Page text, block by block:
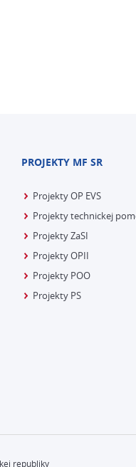
PROJEKTY MF SR
Projekty OP EVS
Projekty technickej
Projekty ZaSI
Projekty OPII
Projekty POO
Projekty PS
republiky